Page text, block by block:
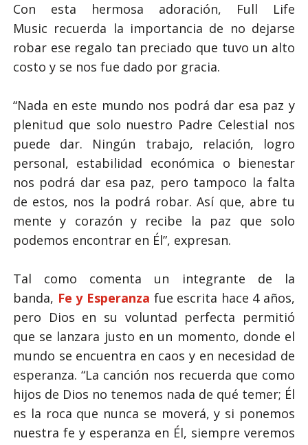
Con esta hermosa adoración, Full Life
Music recuerda la importancia de no dejarse
robar ese regalo tan preciado que tuvo un alto
costo y se nos fue dado por gracia.
“Nada en este mundo nos podrá dar esa paz y
plenitud que solo nuestro Padre Celestial nos
puede dar. Ningún trabajo, relación, logro
personal, estabilidad económica o bienestar
nos podrá dar esa paz, pero tampoco la falta
de estos, nos la podrá robar. Así que, abre tu
mente y corazón y recibe la paz que solo
podemos encontrar en Él”, expresan.
Tal como comenta un integrante de la
banda, Fe y Esperanza fue escrita hace 4 años,
pero Dios en su voluntad perfecta permitió
que se lanzara justo en un momento, donde el
mundo se encuentra en caos y en necesidad de
esperanza.“La canción nos recuerda que como
hijos de Dios no tenemos nada de qué temer; Él
es la roca que nunca se moverá, y si ponemos
nuestra fe y esperanza en Él, siempre veremos